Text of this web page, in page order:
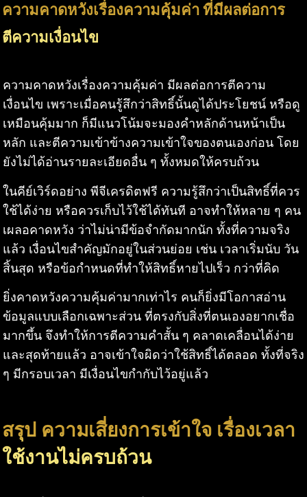
ความคาดหวังเรื่องความคุ้มค่า ที่มีผลต่อการ
ตีความเงื่อนไข
ความคาดหวังเรื่องความคุ้มค่า มีผลต่อการตีความ
เงื่อนไข เพราะเมื่อคนรู้สึกว่าสิทธิ์นั้นดูได้ประโยชน์ หรือดู
เหมือนคุ้มมาก ก็มีแนวโน้มจะมองคำหลักด้านหน้าเป็น
หลัก และตีความเข้าข้างความเข้าใจของตนเองก่อน โดย
ยังไม่ได้อ่านรายละเอียดอื่น ๆ ทั้งหมดให้ครบถ้วน
ในคีย์เวิร์ดอย่าง พีจีเครดิตฟรี ความรู้สึกว่าเป็นสิทธิ์ที่ควร
ใช้ได้ง่าย หรือควรเก็บไว้ใช้ได้ทันที อาจทำให้หลาย ๆ คน
เผลอคาดหวัง ว่าไม่น่ามีข้อจำกัดมากนัก ทั้งที่ความจริง
แล้ว เงื่อนไขสำคัญมักอยู่ในส่วนย่อย เช่น เวลาเริ่มนับ วัน
สิ้นสุด หรือข้อกำหนดที่ทำให้สิทธิ์หายไปเร็ว กว่าที่คิด
ยิ่งคาดหวังความคุ้มค่ามากเท่าไร คนก็ยิ่งมีโอกาสอ่าน
ข้อมูลแบบเลือกเฉพาะส่วน ที่ตรงกับสิ่งที่ตนเองอยากเชื่อ
มากขึ้น จึงทำให้การตีความคำสั้น ๆ คลาดเคลื่อนได้ง่าย
และสุดท้ายแล้ว อาจเข้าใจผิดว่าใช้สิทธิ์ได้ตลอด ทั้งที่จริง
ๆ มีกรอบเวลา มีเงื่อนไขกำกับไว้อยู่แล้ว
สรุป ความเสี่ยงการเข้าใจ เรื่องเวลา
ใช้งานไม่ครบถ้วน